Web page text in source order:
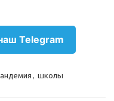
Telegram
, школы